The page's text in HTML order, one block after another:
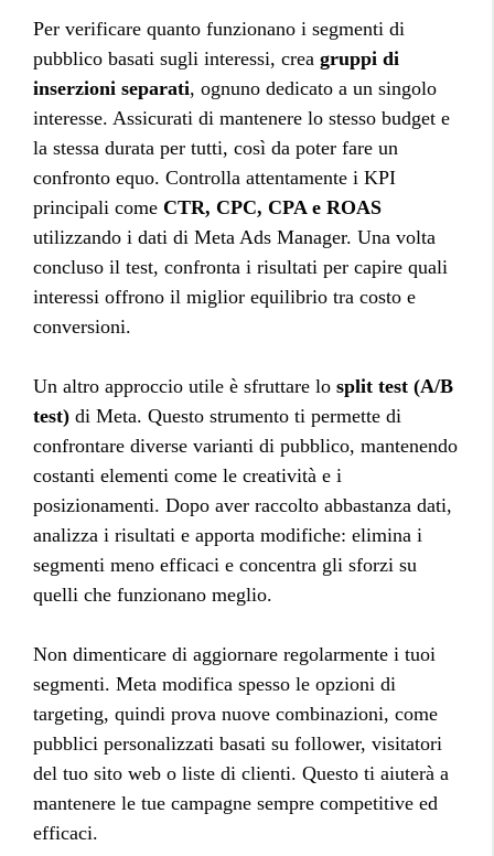
Per verificare quanto funzionano i segmenti di
pubblico basati sugli interessi, crea gruppi di
inserzioni separati, ognuno dedicato a un singolo
interesse. Assicurati di mantenere lo stesso budget e
la stessa durata per tutti, così da poter fare un
confronto equo. Controlla attentamente i KPI
principali come CTR, CPC, CPA e ROAS
utilizzando i dati di Meta Ads Manager. Una volta
concluso il test, confronta i risultati per capire quali
interessi offrono il miglior equilibrio tra costo e
conversioni.
Un altro approccio utile è sfruttare lo split test (A/B
test) di Meta. Questo strumento ti permette di
confrontare diverse varianti di pubblico, mantenendo
costanti elementi come le creatività e i
posizionamenti. Dopo aver raccolto abbastanza dati,
analizza i risultati e apporta modifiche: elimina i
segmenti meno efficaci e concentra gli sforzi su
quelli che funzionano meglio.
Non dimenticare di aggiornare regolarmente i tuoi
segmenti. Meta modifica spesso le opzioni di
targeting, quindi prova nuove combinazioni, come
pubblici personalizzati basati su follower, visitatori
del tuo sito web o liste di clienti. Questo ti aiuterà a
mantenere le tue campagne sempre competitive ed
efficaci.